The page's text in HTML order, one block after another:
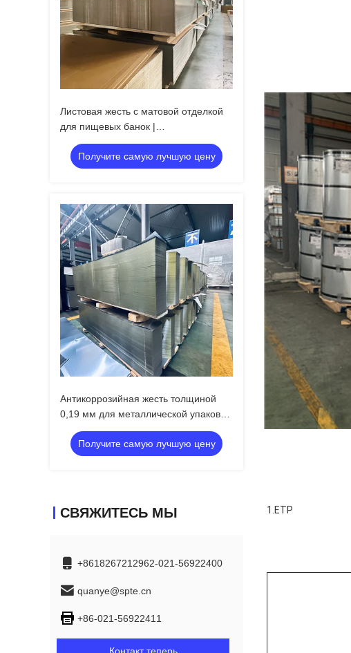
Листовая жесть с матовой отделкой
для пищевых банок |
Высокостабильная упаковка
Получите самую лучшую цену
Антикоррозийная жесть толщиной
0,19 мм для металлической упаковки
| СПТЭ/ТФС
Получите самую лучшую цену
СВЯЖИТЕСЬ МЫ
+8618267212962-021-56922400
quanye@spte.cn
+86-021-56922411
1.ETP